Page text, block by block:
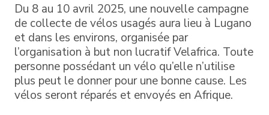
Du 8 au 10 avril 2025, une nouvelle campagne
de collecte de vélos usagés aura lieu à Lugano
et dans les environs, organisée par
l’organisation à but non lucratif Velafrica. Toute
personne possédant un vélo qu’elle n’utilise
plus peut le donner pour une bonne cause. Les
vélos seront réparés et envoyés en Afrique.